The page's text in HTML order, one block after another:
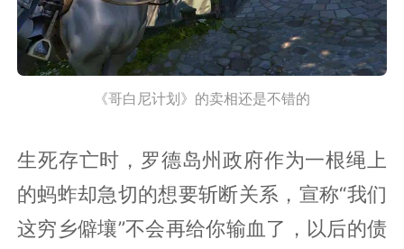
《哥白尼计划》的卖相还是不错的
生死存亡时，罗德岛州政府作为一根绳上
的蚂蚱却急切的想要斩断关系，宣称“我们
这穷乡僻壤”不会再给你输血了，以后的债